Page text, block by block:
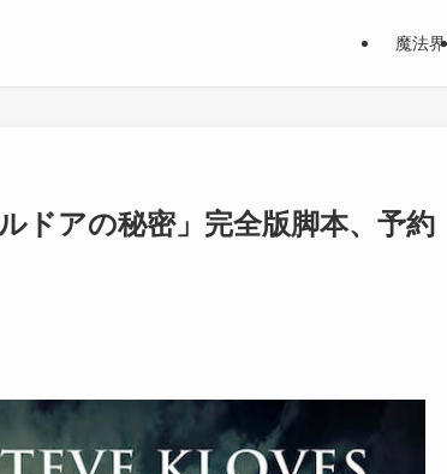
魔法界
ドアの秘密」完全版脚本、予約